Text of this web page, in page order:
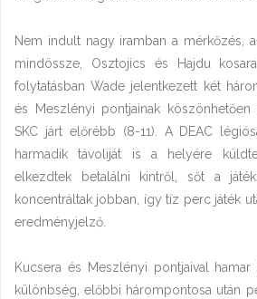
Nem indult nagy iramban a mérkőzés,
mindössze, Osztojics és Hajdu
folytatásban Wade jelentkezett két
és Meszlényi pontjainak
SKC járt előrébb (8-11). A DEAC
harmadik távoliját is a helyére
elkezdtek betalálni kintről, sőt a
koncentráltak jobban, így tíz perc játék
eredményjelző.
Kucsera és Meszlényi pontjaival
különbség, előbbi hárompontosa után